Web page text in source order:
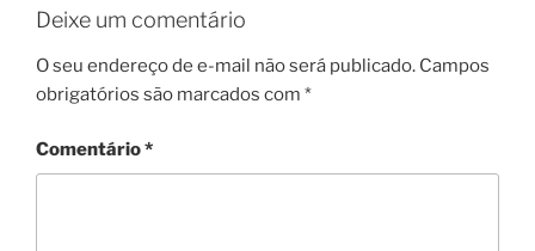
Deixe um comentário
O seu endereço de e-mail não será publicado. Campos
obrigatórios são marcados com *
Comentário*